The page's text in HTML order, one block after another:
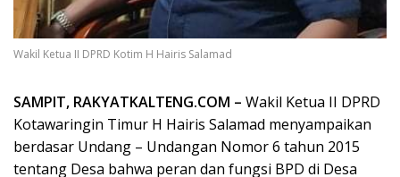
Wakil Ketua II DPRD Kotim H Hairis Salamad
SAMPIT, RAKYATKALTENG.COM – Wakil Ketua II DPRD
Kotawaringin Timur H Hairis Salamad menyampaikan
berdasar Undang – Undangan Nomor 6 tahun 2015
tentang Desa bahwa peran dan fungsi BPD di Desa